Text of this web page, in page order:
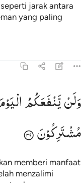
jarak antara
yang paling
ولن ينفعكم اليوم اذ
وَلَن يَنفَعَكُمُ ٱلْيَوْمَ إِذ
وَلَنْیَّنْفَعَكُمُ
مُشْتَرِكُوْنَ
memberi manfaat
menzalimi